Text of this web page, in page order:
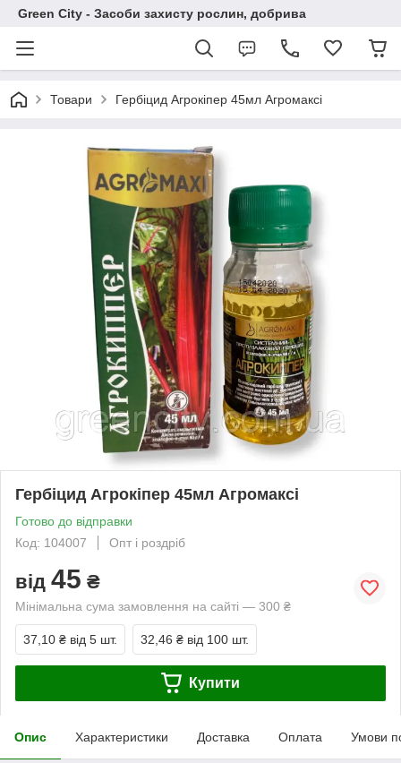
Green City - Засоби захисту рослин, добрива
Товари Гербіцид Агрокіпер 45мл Агромаксі
Гербіцид Агрокіпер 45мл Агромаксі
Готово до відправки
Код: 104007
Опт і роздріб
від 45 ₴
Мінімальна сума замовлення на сайті — 300 ₴
37,10 ₴ від 5 шт. 32,46 ₴ від 100 шт.
Купити
Опис Характеристики Доставка Оплата Умови